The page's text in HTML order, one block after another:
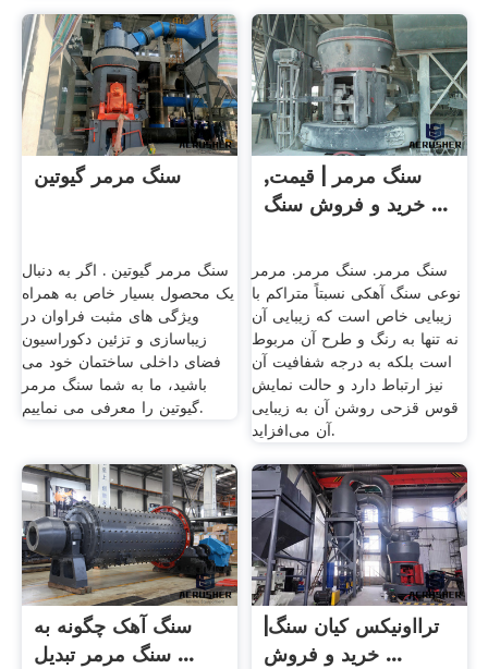
سنگ مرمر گیوتین
سنگ مرمر گیوتین . اگر به دنبال
یک محصول بسیار خاص به همراه
ویژگی های مثبت فراوان در
زیباسازی و تزئین دکوراسیون
فضای داخلی ساختمان خود می
باشید، ما به شما سنگ مرمر
گیوتین را معرفی می نماییم.
سنگ مرمر | قیمت,
خرید و فروش سنگ ...
سنگ مرمر. سنگ مرمر. مرمر
نوعی سنگ آهکی نسبتاً متراکم با
زیبایی خاص است که زیبایی آن
نه تنها به رنگ و طرح آن مربوط
است بلکه به درجه شفافیت آن
نیز ارتباط دارد و حالت نمایش
قوس قزحی روشن آن به زیبایی
آن می‌افزاید.
سنگ آهک چگونه به
سنگ مرمر تبدیل ...
ترااونیکس کیان سنگ|
خرید و فروش ...